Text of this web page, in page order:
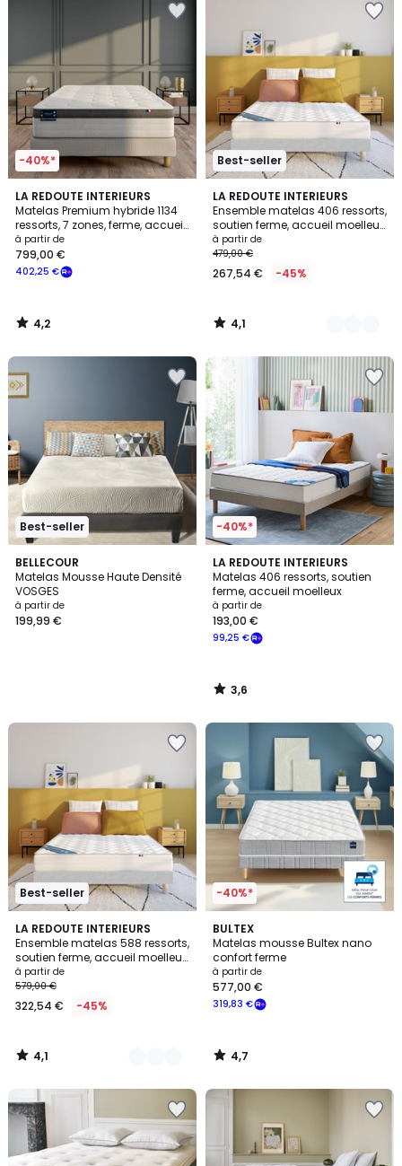
-40%*
LA REDOUTE INTERIEURS
Matelas Premium hybride 1134
ressorts, 7 zones, ferme, accueil
mémoire de forme
à partir de
402,25 €
799,00 €
4,2
/ 5
4,2
/
Best-seller
LA REDOUTE INTERIEURS
Ensemble matelas 406 ressorts,
soutien ferme, accueil moelleux
et sommier
à partir de
479,00 €
267,54 € -45%
4,1
/ 5
2
Couleurs
4,1
/
Best-seller
BELLECOUR
Matelas Mousse Haute Densité
VOSGES
à partir de
199,99 €
-40%*
LA REDOUTE INTERIEURS
Matelas 406 ressorts, soutien
ferme, accueil moelleux
à partir de
99,25 €
193,00 €
3,6
/ 5
3,6
/
Best-seller
LA REDOUTE INTERIEURS
Ensemble matelas 588 ressorts,
soutien ferme, accueil moelleux
et sommier
à partir de
579,00 €
322,54 € -45%
4,1
/ 5
2
Couleurs
4,1
/
-40%*
BULTEX
Matelas mousse Bultex nano
confort ferme
à partir de
319,83 €
577,00 €
4,7
/ 5
4,7
/